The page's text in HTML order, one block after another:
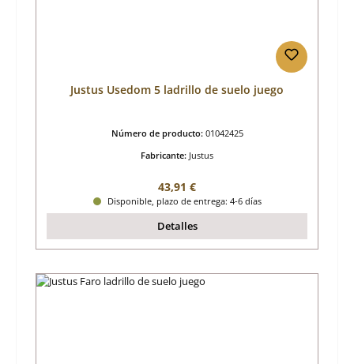
Justus Usedom 5 ladrillo de suelo juego
Número de producto: 01042425
Fabricante: Justus
Precio normal:
43,91 €
Disponible, plazo de entrega: 4-6 días
Detalles